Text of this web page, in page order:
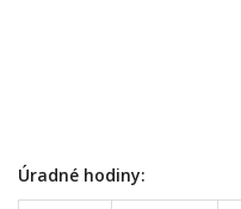
Úradné hodiny: